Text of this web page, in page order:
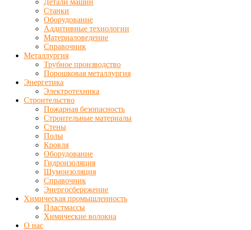
Детали машин
Станки
Оборудование
Аддитивные технологии
Материаловедение
Справочник
Металлургия
Трубное производство
Порошковая металлургия
Энергетика
Электротехника
Строительство
Пожарная безопасность
Строительные материалы
Стены
Полы
Кровля
Оборудование
Гидроизоляция
Шумоизоляция
Справочник
Энергосбережение
Химическая промышленность
Пластмассы
Химические волокна
О нас